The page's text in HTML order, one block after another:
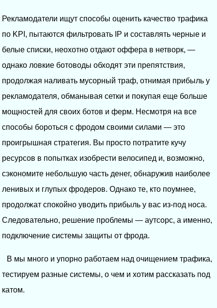
Рекламодатели ищут способы оценить качество трафика
по KPI, пытаются фильтровать IP и составлять черные и
белые списки, неохотно отдают оффера в нетворк, —
однако ловкие ботоводы обходят эти препятствия,
продолжая наливать мусорный траф, отнимая прибыль у
рекламодателя, обманывая сетки и покупая еще больше
мощностей для своих ботов и ферм. Несмотря на все
способы бороться с фродом своими силами — это
проигрышная стратегия. Вы просто потратите кучу
ресурсов в попытках изобрести велосипед и, возможно,
сэкономите небольшую часть денег, обнаружив наиболее
ленивых и глупых фродеров. Однако те, кто поумнее,
продолжат спокойно уводить прибыль у вас из-под носа.
Следовательно, решение проблемы — аутсорс, а именно,
подключение системы защиты от фрода.
В мы много и упорно работаем над очищением трафика,
тестируем разные системы, о чем и хотим рассказать под
катом.